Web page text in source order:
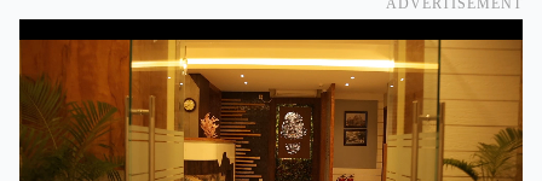
ADVERTISEMENT